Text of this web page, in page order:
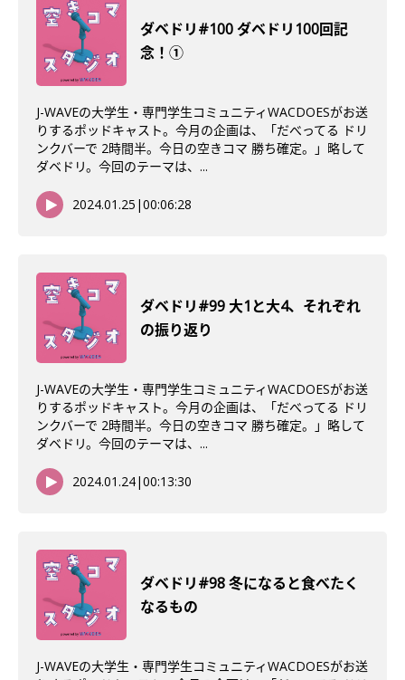
ダベドリ#100 ダベドリ100回記
念！①
J-WAVEの大学生・専門学生コミュニティWACDOESがお送
りするポッドキャスト。今月の企画は、「だべってる ドリ
ンクバーで 2時間半。今日の空きコマ 勝ち確定。」略して
ダベドリ。今回のテーマは、...
2024.01.25 |00:06:28
ダベドリ#99 大1と大4、それぞれ
の振り返り
J-WAVEの大学生・専門学生コミュニティWACDOESがお送
りするポッドキャスト。今月の企画は、「だべってる ドリ
ンクバーで 2時間半。今日の空きコマ 勝ち確定。」略して
ダベドリ。今回のテーマは、...
2024.01.24|00:13:30
ダベドリ#98 冬になると食べたく
なるもの
J-WAVEの大学生・専門学生コミュニティWACDOESがお送